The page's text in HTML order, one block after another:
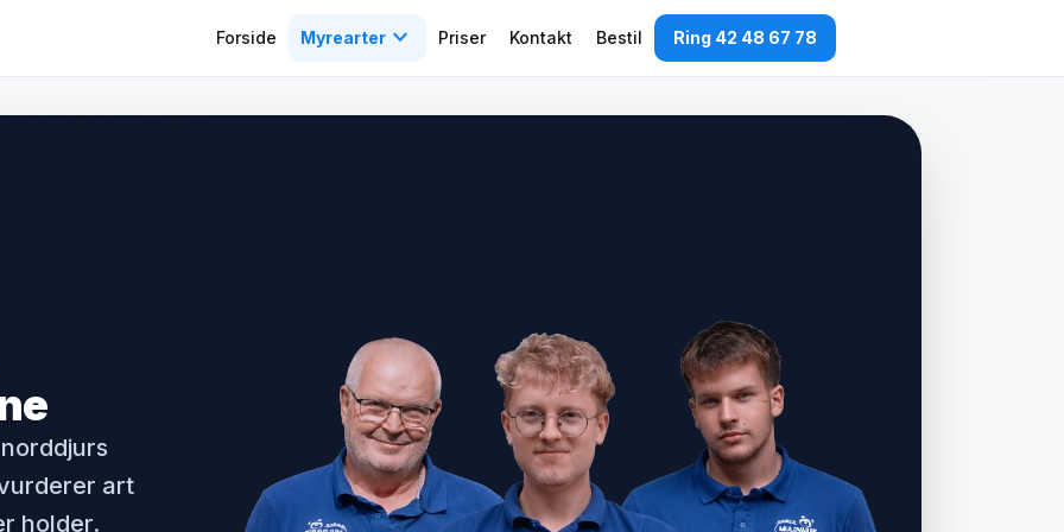
Forside Myrearter expand_more Priser Kontakt Bestil Ring 42 48 67 78
art
holder.